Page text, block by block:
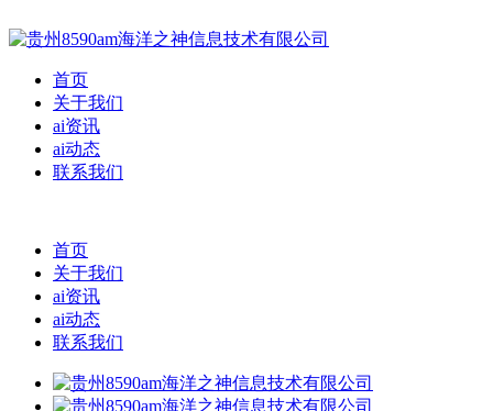
首页
关于我们
ai资讯
ai动态
联系我们
首页
关于我们
ai资讯
ai动态
联系我们